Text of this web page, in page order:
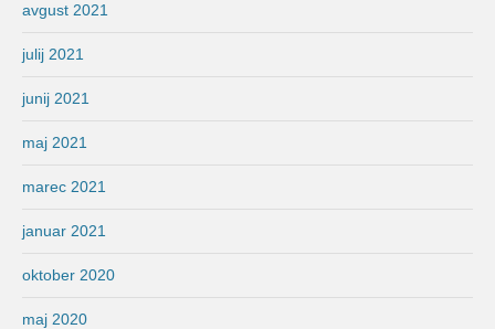
avgust 2021
julij 2021
junij 2021
maj 2021
marec 2021
januar 2021
oktober 2020
maj 2020